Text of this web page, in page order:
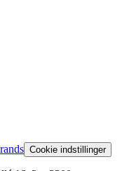
Cookie indstillinger